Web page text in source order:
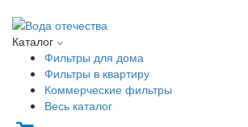
Каталог
Фильтры для дома
Фильтры в квартиру
Коммерческие фильтры
Весь каталог